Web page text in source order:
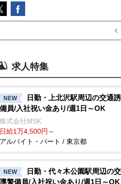
求人特集
NEW
日勤・上北沢駅周辺の交通
備員/入社祝い金あり/週1日～OK
株式会社MSK
日給1万4,500円～
アルバイト・パート / 東京都
NEW
日勤・代々木公園駅周辺の
導警備員/入社祝い金あり/週1日～OK